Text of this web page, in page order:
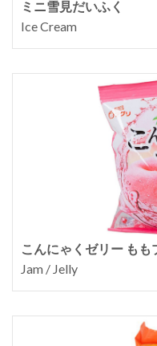
ミニ雪見だいふく
Ice Cream
こんにゃくゼリー もも
Jam / Jelly